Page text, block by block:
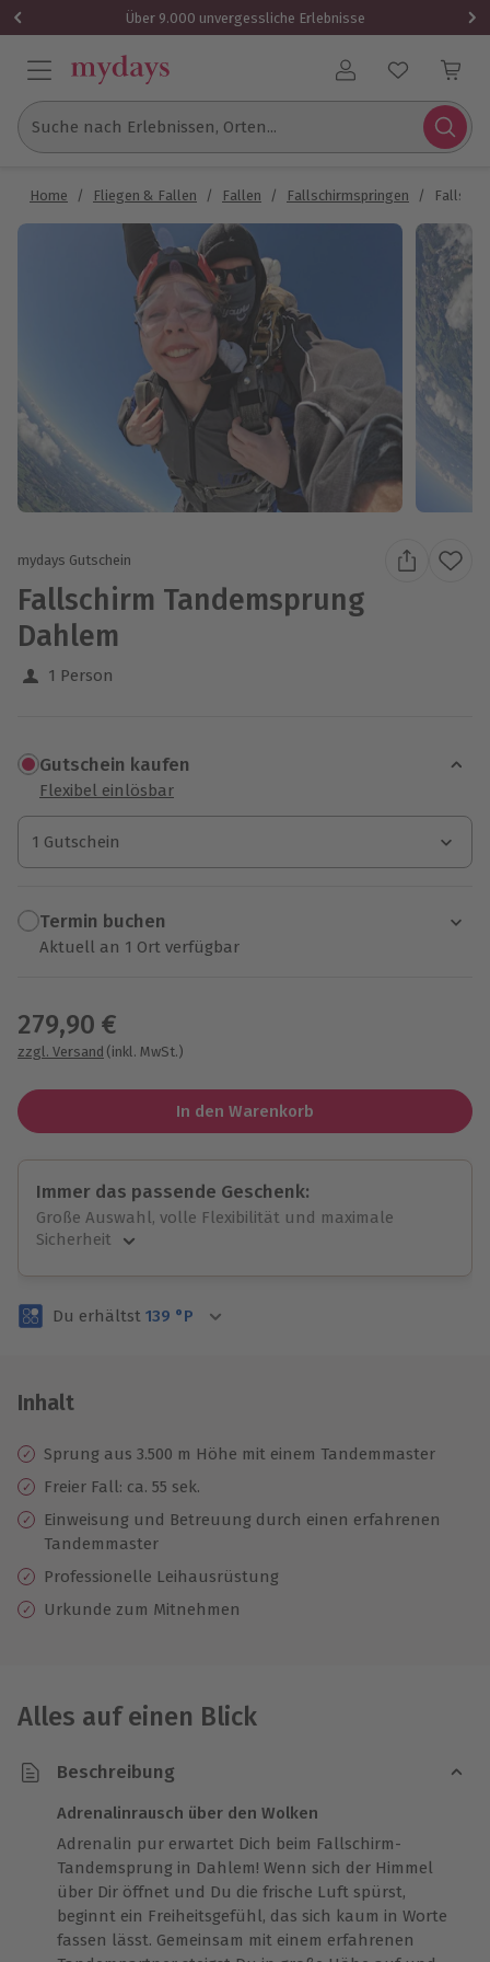
Über 9.000 unvergessliche Erlebnisse
Benutzerkonto
Suche nach Erlebnissen, Orten...
Home / Fliegen & Fallen / Fallen / Fallschirmspringen /
mydays Gutschein
Fallschirm Tandemsprung
Dahlem
1 Person
Gutschein kaufen
Flexibel einlösbar
1 Gutschein
1 Gutschein
1 Gutschein
Termin buchen
Aktuell an 1 Ort verfügbar
279,90 €
zzgl. Versand (inkl. MwSt.)
In den Warenkorb
Immer das passende Geschenk:
Große Auswahl, volle Flexibilität und maximale
Sicherheit
Volle Flexibilität
3 Jahre gültig & verlängerbar.
Du erhältst 139 °P
Inhalt
Sprung aus 3.500 m Höhe mit einem Tandemmaster
Freier Fall: ca. 55 sek.
Einweisung und Betreuung durch einen erfahrenen
Tandemmaster
Professionelle Leihausrüstung
Urkunde zum Mitnehmen
Alles auf einen Blick
Beschreibung
Adrenalinrausch über den Wolken
Adrenalin pur erwartet Dich beim Fallschirm-
Tandemsprung in Dahlem! Wenn sich der Himmel
über Dir öffnet und Du die frische Luft spürst,
beginnt ein Freiheitsgefühl, das sich kaum in Worte
fassen lässt. Gemeinsam mit einem erfahrenen